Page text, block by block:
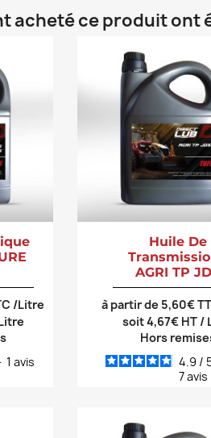
acheté ce produit ont
/Litre
1 avis
Huile De
AGRI TP
à partir de 5,60€
soit 4,67€ HT /
Hors
4.9 /
7avis